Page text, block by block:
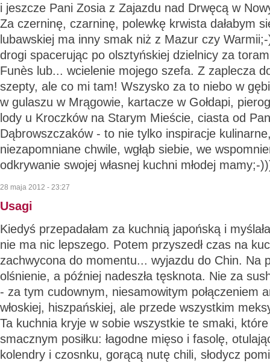
i jeszcze Pani Zosia z Zajazdu nad Drwęcą w
Za czerninę, czarninę, polewkę krwista dałabym
lubawskiej ma inny smak niż z Mazur czy
drogi spacerując po olsztyńskiej dzielnicy za
Funès lub... wcielenie mojego szefa. Z zaplecza
szepty, ale co mi tam! Wszysko za to niebo w
w gulaszu w Mrągowie, kartacze w Gołdapi,
lody u Kroczków na Starym Mieście, ciasta od
Dąbrowszczaków - to nie tylko inspiracje
niezapomniane chwile, wgłąb siebie, we
odkrywanie swojej własnej kuchni młodej mamy;-
28 maja 2012 - 23:27
Usagi
Kiedyś przepadałam za kuchnią japońską i
nie ma nic lepszego. Potem przyszedł czas na
zachwycona do momentu... wyjazdu do Chin. Na
olśnienie, a później nadeszła tęsknota. Nie za
- za tym cudownym, niesamowitym połączeniem
włoskiej, hiszpańskiej, ale przede wszystkim
Ta kuchnia kryje w sobie wszystkie te smaki,
smacznym posiłku: łagodne mięso i fasolę,
kolendry i czosnku, gorącą nutę chili, słodycz